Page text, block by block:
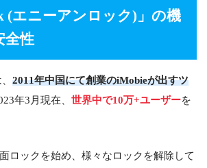
(エニーアンロック) 」の機
全性
2011年中国にて創業のiMobieが出すツ
年3月現在、 世界中で10万+ユーザーを
ロックを始め、様々なロックを解除して